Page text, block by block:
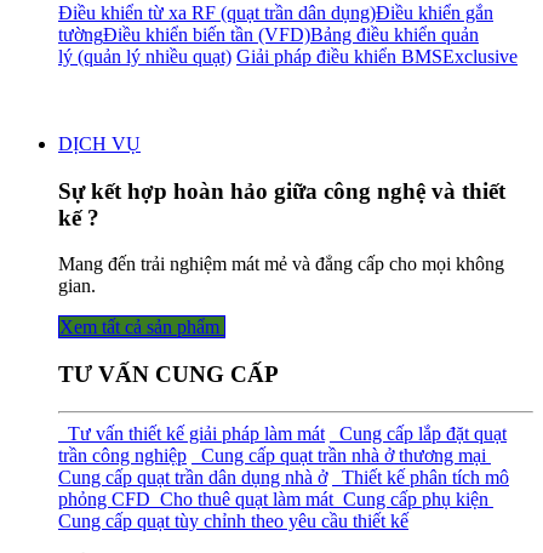
Điều khiển từ xa RF (quạt trần dân dụng)Điều khiển gắn
tườngĐiều khiển biến tần (VFD)Bảng điều khiển quản
lý (quản lý nhiều quạt) Giải pháp điều khiển BMSExclusive
DỊCH VỤ
Sự kết hợp hoàn hảo giữa công nghệ và thiết
kế ?
Mang đến trải nghiệm mát mẻ và đẳng cấp cho mọi không
gian.
Xem tất cả sả​​​​n phẩm
TƯ VẤN CUNG CẤP
Tư vấn thiết kế giải pháp làm mát
Cung cấp lắp đặt quạt
trần công nghiệp
Cung cấp quạt trần nhà ở thương mại
Cung cấp quạt trần dân dụng nhà ở
Thiết kế phân tích mô
phỏng CFD Cho thuê quạt làm mát Cung cấp phụ kiện
Cung cấp quạt tùy chỉnh theo yêu cầu thiết kế